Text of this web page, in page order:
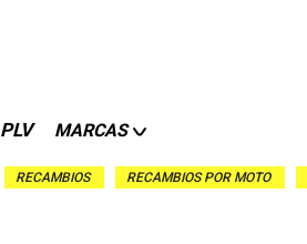
PLV MARCAS
RECAMBIOS RECAMBIOS POR MOTO